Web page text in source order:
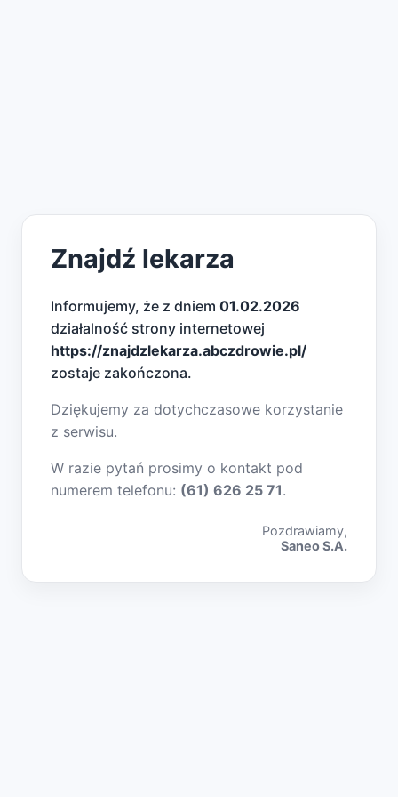
Znajdź lekarza
Informujemy, że z dniem 01.02.2026
działalność strony internetowej
https://znajdzlekarza.abczdrowie.pl/
zostaje zakończona.
Dziękujemy za dotychczasowe korzystanie
z serwisu.
W razie pytań prosimy o kontakt pod
numerem telefonu: (61) 626 25 71.
Pozdrawiamy,
Saneo S.A.